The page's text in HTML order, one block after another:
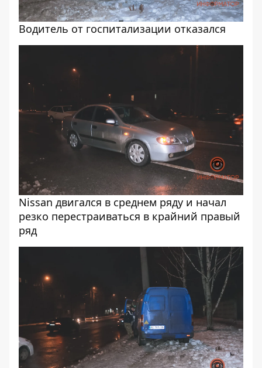
Водитель от госпитализации отказался
Nissan двигался в среднем ряду и начал
резко перестраиваться в крайний правый
ряд